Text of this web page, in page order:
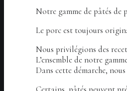
Notre gamme de pâtés de
Le porc est toujours
Nous privilégions des
L’ensemble de notre
Dans cette démarche,